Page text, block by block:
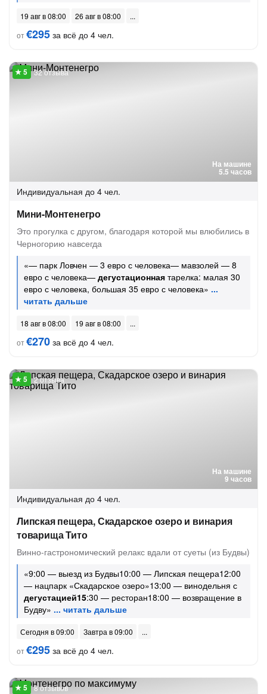
19 авг в 08:00
26 авг в 08:00
от€295 за всё до 4 чел.
На машине
5.5 часов
32 отзыва
Индивидуальная до 4 чел.
Мини-Монтенегро
Это прогулка с другом, благодаря которой мы влюбились в
Черногорию навсегда
«— парк Ловчен — 3 евро с человека— мавзолей — 8
евро с человека— дегустационная тарелка: малая 30
евро с человека, большая 35 евро с человека»
18 авг в 08:00
19 авг в 08:00
от€270 за всё до 4 чел.
На машине
9 часов
2 отзыва
Индивидуальная до 4 чел.
Липская пещера, Скадарское озеро и винария
товарища Тито
Винно-гастрономический релакс вдали от суеты (из Будвы)
«9:00 — выезд из Будвы10:00 — Липская пещера12:00
— нацпарк «Скадарское озеро»13:00 — винодельня с
дегустацией15:30 — ресторан18:00 — возвращение в
Будву»
Сегодня в 09:00
Завтра в 09:00
от€295 за всё до 4 чел.
8 отзывов